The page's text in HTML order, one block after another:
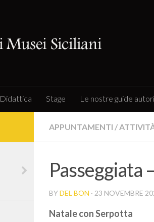
Didattica Stage Le nostre guide
APPUNTAMENTI /
Passeggiata
BYDEL BON · 23 NOVEMBRE
Natale con Serpotta